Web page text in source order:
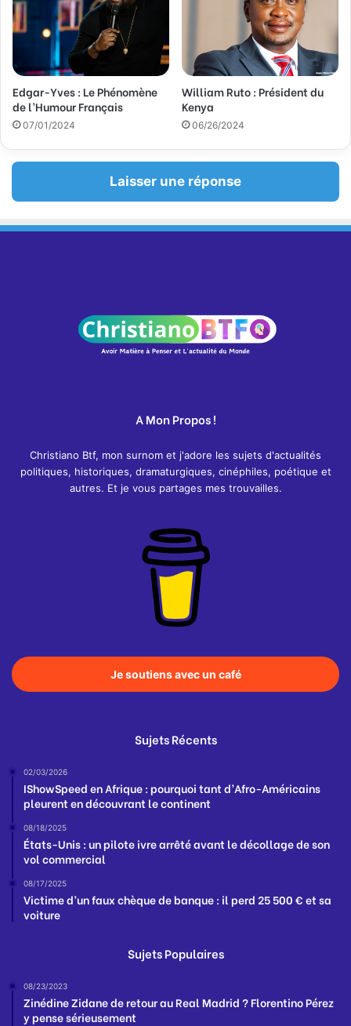
Edgar-Yves : Le Phénomène
de l’Humour Français
07/01/2024
William Ruto : Président du
Kenya
06/26/2024
Laisser une réponse
A Mon Propos !
Christiano Btf, mon surnom et j'adore les sujets d'actualités
politiques, historiques, dramaturgiques, cinéphiles, poétique et
autres. Et je vous partages mes trouvailles.
Je soutiens avec un café
Sujets Récents
02/03/2026
IShowSpeed en Afrique : pourquoi tant d’Afro-Américains
pleurent en découvrant le continent
08/18/2025
États-Unis : un pilote ivre arrêté avant le décollage de son
vol commercial
08/17/2025
Victime d’un faux chèque de banque : il perd 25 500 € et sa
voiture
Sujets Populaires
08/23/2023
Zinédine Zidane de retour au Real Madrid ? Florentino Pérez
y pense sérieusement